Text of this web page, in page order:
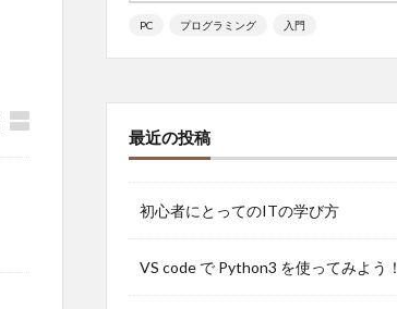
PC プログラミング 入門
最近の投稿
初心者にとってのITの学び方
VS code で Python3 を使ってみよう！